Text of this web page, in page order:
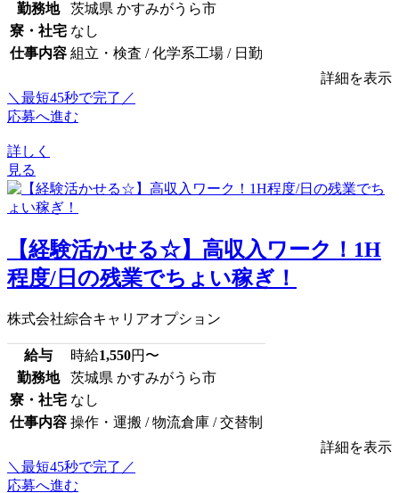
勤務地
茨城県 かすみがうら市
寮・社宅 なし
仕事内容 組立・検査 / 化学系工場 / 日勤
詳細を表示
＼最短45秒で完了／
応募へ進む
詳しく
見る
【経験活かせる☆】高収入ワーク！1H
程度/日の残業でちょい稼ぎ！
株式会社綜合キャリアオプション
給与 時給1,550円〜
勤務地
茨城県 かすみがうら市
寮・社宅 なし
仕事内容 操作・運搬 / 物流倉庫 / 交替制
詳細を表示
＼最短45秒で完了／
応募へ進む